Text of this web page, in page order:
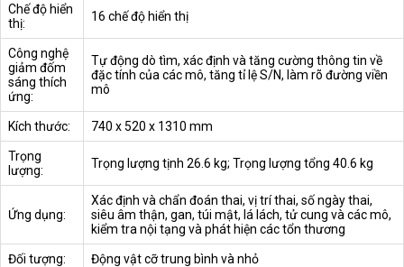
Chế độ hiển
thị:
16 chế độ hiển thị
Công nghệ
giảm đốm
sáng thích
ứng:
Tự động dò tìm, xác định và tăng cường thông tin về
đặc tính của các mô, tăng tỉ lệ S/N, làm rõ đường viền
mô
Kích thước: 740 x 520 x 1310 mm
Trọng
lượng:
Trọng lượng tịnh 26.6 kg; Trọng lượng tổng 40.6 kg
Ứng dụng:
Xác định và chẩn đoán thai, vị trí thai, số ngày thai,
siêu âm thận, gan, túi mật, lá lách, tử cung và các mô,
kiểm tra nội tạng và phát hiện các tổn thương
Đối tượng: Động vật cỡ trung bình và nhỏ